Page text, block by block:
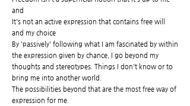
and
It's not an active expression that contains free will
and my choice
By 'passively' following what I am fascinated by within
the expression given by chance, I go beyond my
thoughts and stereotypes. Things I don't know or to
bring me into another world.
The possibilities beyond that are the most free way of
expression for me.